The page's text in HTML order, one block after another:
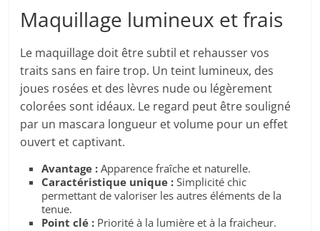
Maquillage lumineux et frais
Le maquillage doit être subtil et rehausser vos
traits sans en faire trop. Un teint lumineux, des
joues rosées et des lèvres nude ou légèrement
colorées sont idéaux. Le regard peut être souligné
par un mascara longueur et volume pour un effet
ouvert et captivant.
Avantage : Apparence fraîche et naturelle.
Caractéristique unique : Simplicité chic
permettant de valoriser les autres éléments de la
tenue.
Point clé : Priorité à la lumière et à la fraicheur.